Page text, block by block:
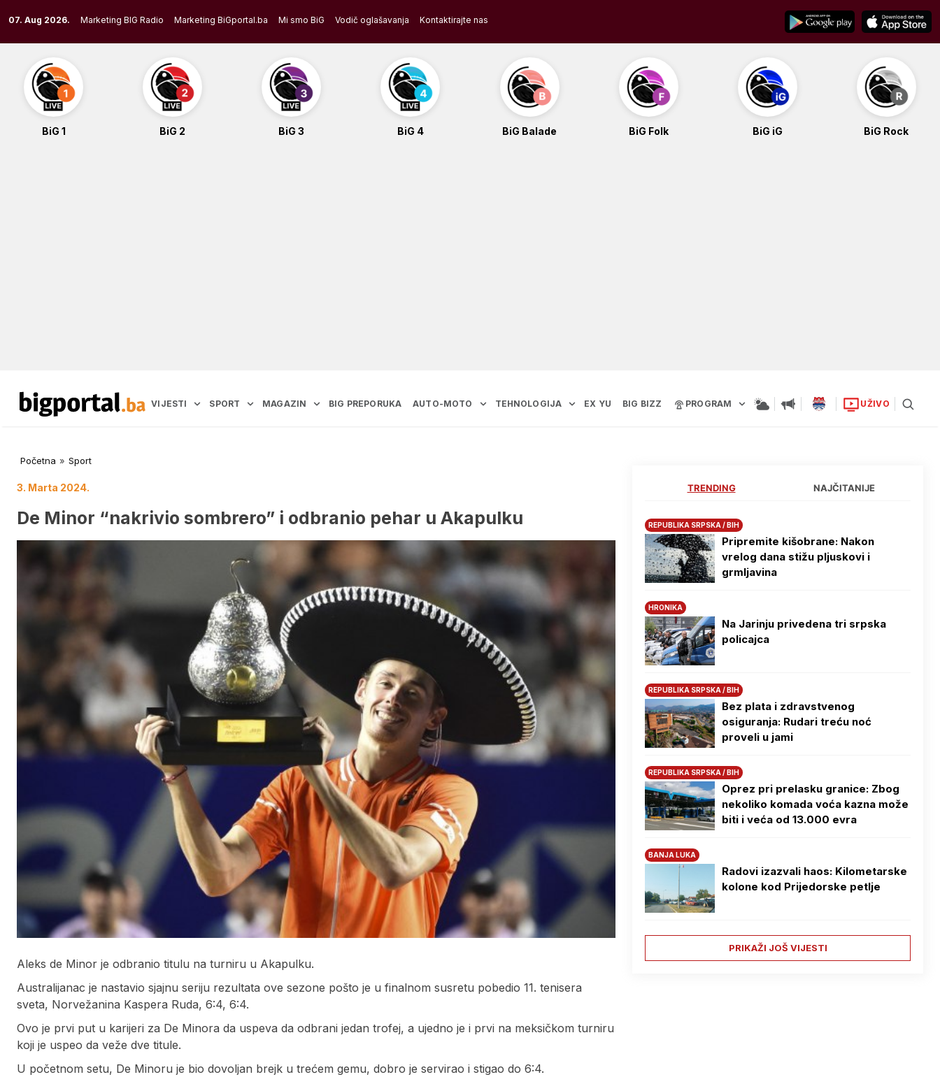
to
content
07. Aug 2026. Marketing BIG Radio Marketing BiGportal.ba Mi smo BiG Vodič oglašavanja Kontaktirajte nas
BiG 1 BiG 2 BiG 3 BiG 4 BiG Balade BiG Folk BiG iG BiG Rock
VIJESTI SPORT MAGAZIN BIG PREPORUKA AUTO-MOTO TEHNOLOGIJA EX YU BIG BIZZ PROGRAM UŽIVO
Početna » Sport
3. Marta 2024.
De Minor “nakrivio sombrero” i odbranio pehar u Akapulku
Aleks de Minor je odbranio titulu na turniru u Akapulku.
Australijanac je nastavio sjajnu seriju rezultata ove sezone pošto je u finalnom susretu pobedio 11. tenisera
sveta, Norvežanina Kaspera Ruda, 6:4, 6:4.
Ovo je prvi put u karijeri za De Minora da uspeva da odbrani jedan trofej, a ujedno je i prvi na meksičkom turniru
koji je uspeo da veže dve titule.
U početnom setu, De Minoru je bio dovoljan brejk u trećem gemu, dobro je servirao i stigao do 6:4.
TRENDING NAJČITANIJE
REPUBLIKA SRPSKA / BIH
Pripremite kišobrane: Nakon
vrelog dana stižu pljuskovi i
grmljavina
HRONIKA
Na Јarinju privedena tri srpska
policajca
REPUBLIKA SRPSKA / BIH
Bez plata i zdravstvenog
osiguranja: Rudari treću noć
proveli u jami
REPUBLIKA SRPSKA / BIH
Oprez pri prelasku granice: Zbog
nekoliko komada voća kazna može
biti i veća od 13.000 evra
BANJA LUKA
Radovi izazvali haos: Kilometarske
kolone kod Prijedorske petlje
PRIKAŽI JOŠ VIJESTI